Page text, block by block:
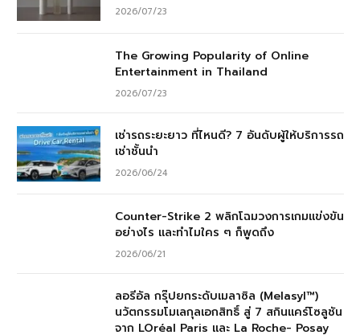
2026/07/23
The Growing Popularity of Online
Entertainment in Thailand
2026/07/23
เช่ารถระยะยาว ที่ไหนดี? 7 อันดับผู้ให้บริการรถ
เช่าชั้นนำ
2026/06/24
Counter-Strike 2 พลิกโฉมวงการเกมแข่งขัน
อย่างไร และทำไมใคร ๆ ก็พูดถึง
2026/06/21
ลอรีอัล กรุ๊ปยกระดับเมลาซิล (Melasyl™)
นวัตกรรมโมเลกุลเอกสิทธิ์ สู่ 7 สกินแคร์โซลูชัน
จาก LOréal Paris และ La Roche- Posay